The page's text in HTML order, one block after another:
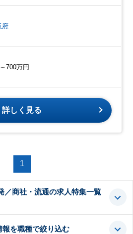
府
700万円
詳しく見る
1
／商社・流通の求人特集一覧
を職種で絞り込む